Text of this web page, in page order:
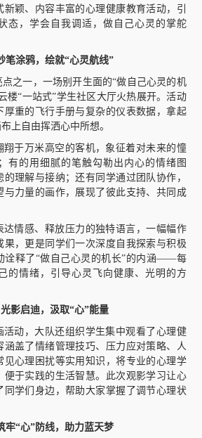
颖、内容丰富的心理健康教育活动，引
态，学会自我调适，做自己心灵的掌舵
笔涂鸦，绘就“心灵航线”
之一，一场别开生面的“做自己心灵的机
楼“一站式”学生社区大厅火热展开。活动
厚重的飞行手册与复杂的仪表数据，拿起
上自由挥洒心中所想。
翔于万米高空的客机，象征着对未来的憧
有的用细腻的笔触勾勒出内心的情绪图
理解与接纳；还有同学通过团队协作，
与力量的画作，展现了彼此支持、共同成
达情感、释放压力的独特语言，一幅幅作
果，更是同学们一次深度自我探索与积极
诠释了“做自己心灵的机长”的内涵——每
的情绪，引导心灵飞向健康、光明的方
光影启迪，汲取“心”能量
活动，大队还组织学生集中观看了心理健
涵盖了情绪管理技巧、压力应对策略、人
见心理困扰等实用知识，将专业的心理学
便于实践的生活智慧。此次观影学习让心
同学们身边，帮助大家掌握了调节心理状
牢“心”防线，助力蓝天梦